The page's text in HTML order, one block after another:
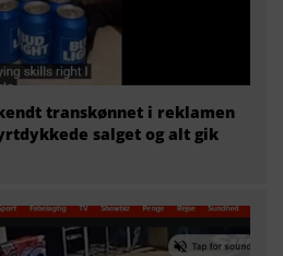
transkønnet i reklamen
salget og alt gik